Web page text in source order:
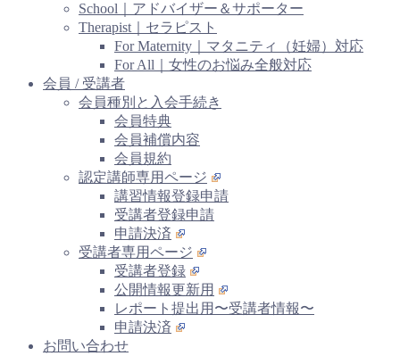
School｜アドバイザー＆サポーター
Therapist｜セラピスト
For Maternity｜マタニティ（妊婦）対応
For All｜女性のお悩み全般対応
会員 / 受講者
会員種別と入会手続き
会員特典
会員補償内容
会員規約
認定講師専用ページ
講習情報登録申請
受講者登録申請
申請決済
受講者専用ページ
受講者登録
公開情報更新用
レポート提出用〜受講者情報〜
申請決済
お問い合わせ